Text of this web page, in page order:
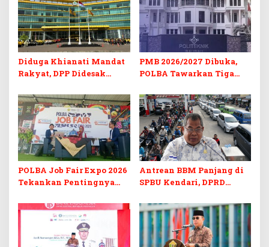
Diduga Khianati Mandat
Rakyat, DPP Didesak
Morowali
PMB 2026/2027 Dibuka,
POLBA Tawarkan Tiga
Kuliah Gratis
POLBA Job Fair Expo 2026
Tekankan Pentingnya
Digital
Antrean BBM Panjang di
SPBU Kendari, DPRD
Barcode Curang